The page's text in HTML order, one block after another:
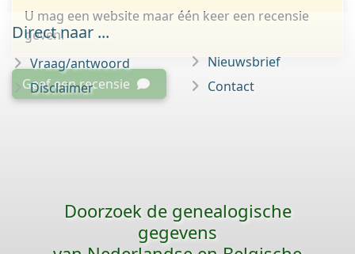
U mag een website maar één keer een recensie
geven.
Geef een recensie
Direct naar ...
Vraag/antwoord
Disclaimer
Nieuwsbrief
Contact
Doorzoek de genealogische
gegevens